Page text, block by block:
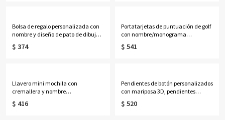
Bolsa de regalo personalizada con
nombre y diseño de pato de dibujos
animados, con lazo, bolsa de playa
transparente de PVC, recuerdo de
$ 374
Portatarjetas de puntuación de golf
con nombre/monograma
personalizado, funda de cuero para
libro de distancias de golf,
$ 541
Llavero mini mochila con
cremallera y nombre
personalizado, estuche
organizador de auriculares de
$ 416
Pendientes de botón personalizados
con mariposa 3D, pendientes
delicados de plata de ley 925,
regalos de cumpleaños/Día de la
$ 520